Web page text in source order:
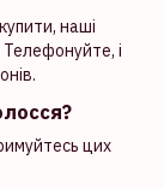
наші
і
цих